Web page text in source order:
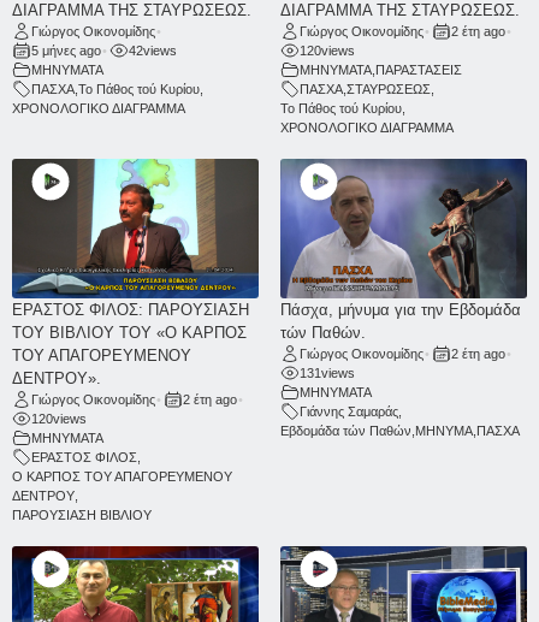
ΔΙΑΓΡΑΜΜΑ ΤΗΣ ΣΤΑΥΡΩΣΕΩΣ.
Γιώργος Οικονομίδης•
5 μήνες ago• 42views
ΜΗΝΥΜΑΤΑ
ΠΑΣΧΑ Το Πάθος τού Κυρίου
ΧΡΟΝΟΛΟΓΙΚΟ ΔΙΑΓΡΑΜΜΑ
ΔΙΑΓΡΑΜΜΑ ΤΗΣ ΣΤΑΥΡΩΣΕΩΣ.
Γιώργος Οικονομίδης• 2 έτη ago•
120views
ΜΗΝΥΜΑΤΑ ΠΑΡΑΣΤΑΣΕΙΣ
ΠΑΣΧΑ ΣΤΑΥΡΩΣΕΩΣ
Το Πάθος τού Κυρίου
ΧΡΟΝΟΛΟΓΙΚΟ ΔΙΑΓΡΑΜΜΑ
ΕΡΑΣΤΟΣ ΦΙΛΟΣ: ΠΑΡΟΥΣΙΑΣΗ
ΤΟΥ ΒΙΒΛΙΟΥ ΤΟΥ «Ο ΚΑΡΠΟΣ
ΤΟΥ ΑΠΑΓΟΡΕΥΜΕΝΟΥ
ΔΕΝΤΡΟΥ».
Γιώργος Οικονομίδης• 2 έτη ago•
120views
ΜΗΝΥΜΑΤΑ
ΕΡΑΣΤΟΣ ΦΙΛΟΣ
Ο ΚΑΡΠΟΣ ΤΟΥ ΑΠΑΓΟΡΕΥΜΕΝΟΥ
ΔΕΝΤΡΟΥ
ΠΑΡΟΥΣΙΑΣΗ ΒΙΒΛΙΟΥ
Πάσχα, μήνυμα για την Εβδομάδα
τών Παθών.
Γιώργος Οικονομίδης• 2 έτη ago•
131views
ΜΗΝΥΜΑΤΑ
Γιάννης Σαμαράς
Εβδομάδα τών Παθών ΜΗΝΥΜΑ ΠΑΣΧΑ